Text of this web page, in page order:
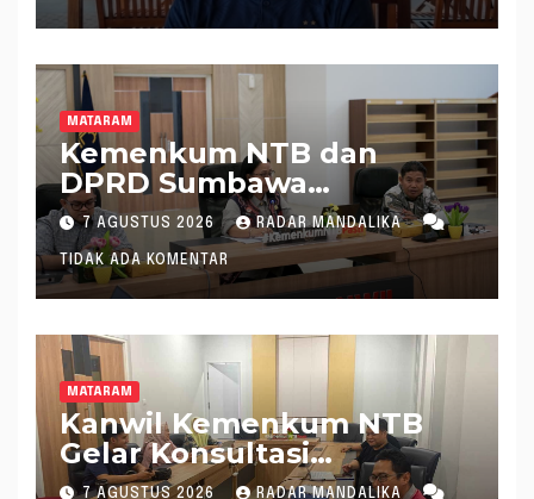
MATARAM
Kemenkum NTB dan
DPRD Sumbawa
Mantapkan Rencana
Pembentukan 8 Raperda
Inisiatif
7 AGUSTUS 2026 RADAR MANDALIKA
TIDAK ADA KOMENTAR
MATARAM
Kanwil Kemenkum NTB
Gelar Konsultasi
Penghitungan Kebutuhan
7 AGUSTUS 2026 RADAR MANDALIKA